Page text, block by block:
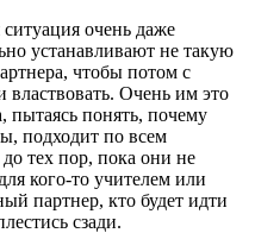
очень даже
устанавливают не такую
чтобы потом с
властвовать. Очень им это
пытаясь понять, почему
подходит по всем
тех пор, пока они не
кого-то учителем или
партнер, кто будет идти
сзади.